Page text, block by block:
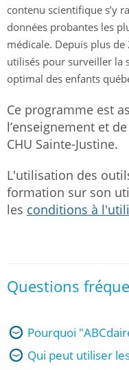
contenu scientifique s’y
données probantes les
médicale. Depuis plus de
utilisés pour surveiller la
optimal des enfants
Ce programme est
l’enseignement et
CHU Sainte-Justine.
L'utilisation des
formation sur son
les conditions à
Questions
Pourquoi
Qui peut utiliser